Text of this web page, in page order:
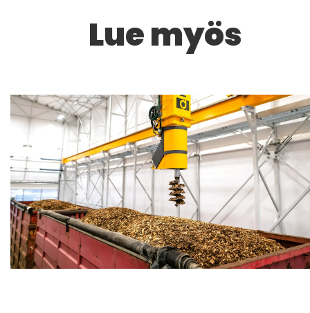
Lue myös